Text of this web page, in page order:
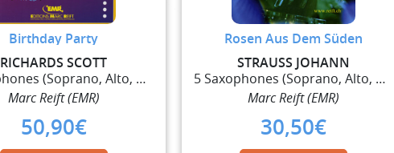
Birthday Party
RICHARDS SCOTT
5 Saxophones (Soprano, Alto, 2 Ténor, Baryton)
Marc Reift (EMR)
50,90€
Rosen Aus Dem Süden
STRAUSS JOHANN
5 Saxophones (Soprano, Alto, 2 Ténor, Baryton)
Marc Reift (EMR)
30,50€